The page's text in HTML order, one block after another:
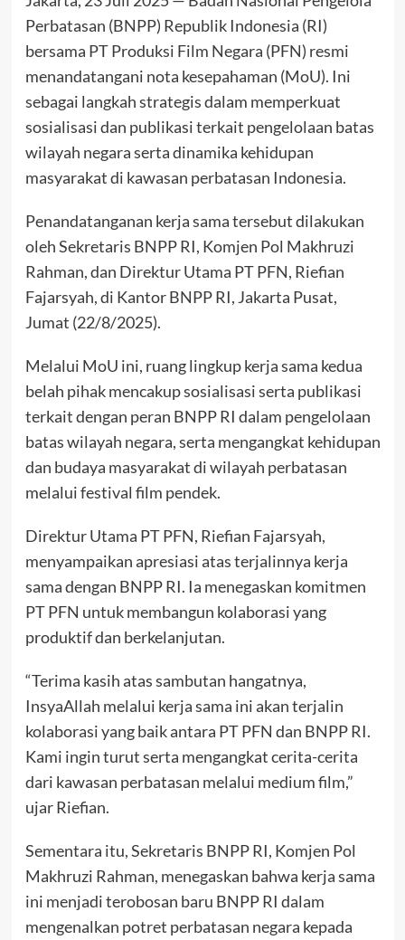
Perbatasan (BNPP) Republik Indonesia (RI)
bersama PT Produksi Film Negara (PFN) resmi
menandatangani nota kesepahaman (MoU). Ini
sebagai langkah strategis dalam memperkuat
sosialisasi dan publikasi terkait pengelolaan batas
wilayah negara serta dinamika kehidupan
masyarakat di kawasan perbatasan Indonesia.
Penandatanganan kerja sama tersebut dilakukan
oleh Sekretaris BNPP RI, Komjen Pol Makhruzi
Rahman, dan Direktur Utama PT PFN, Riefian
Fajarsyah, di Kantor BNPP RI, Jakarta Pusat,
Jumat (22/8/2025).
Melalui MoU ini, ruang lingkup kerja sama kedua
belah pihak mencakup sosialisasi serta publikasi
terkait dengan peran BNPP RI dalam pengelolaan
batas wilayah negara, serta mengangkat kehidupan
dan budaya masyarakat di wilayah perbatasan
melalui festival film pendek.
Direktur Utama PT PFN, Riefian Fajarsyah,
menyampaikan apresiasi atas terjalinnya kerja
sama dengan BNPP RI. Ia menegaskan komitmen
PT PFN untuk membangun kolaborasi yang
produktif dan berkelanjutan.
“Terima kasih atas sambutan hangatnya,
InsyaAllah melalui kerja sama ini akan terjalin
kolaborasi yang baik antara PT PFN dan BNPP RI.
Kami ingin turut serta mengangkat cerita-cerita
dari kawasan perbatasan melalui medium film,”
ujar Riefian.
Sementara itu, Sekretaris BNPP RI, Komjen Pol
Makhruzi Rahman, menegaskan bahwa kerja sama
ini menjadi terobosan baru BNPP RI dalam
mengenalkan potret perbatasan negara kepada